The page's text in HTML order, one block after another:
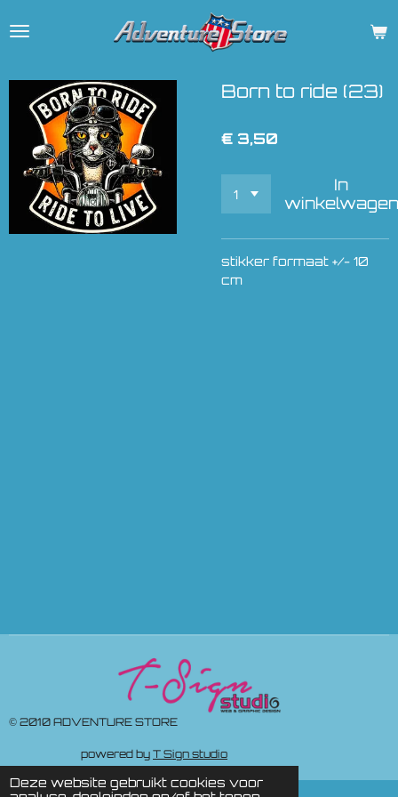
Deze website gebruikt cookies voor
direct
hoofdinhoud
Born to ride (23)
€ 3,50
In
winkelwagen
stikker formaat +/- 10
cm
© 2010 ADVENTURE STORE
powered by T Sign studio